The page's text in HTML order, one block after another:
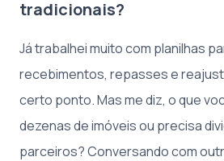
tradicionais?
Já trabalhei muito com planilhas
recebimentos, repasses e
certo ponto. Mas me diz, o que
dezenas de imóveis ou precisa
parceiros? Conversando com